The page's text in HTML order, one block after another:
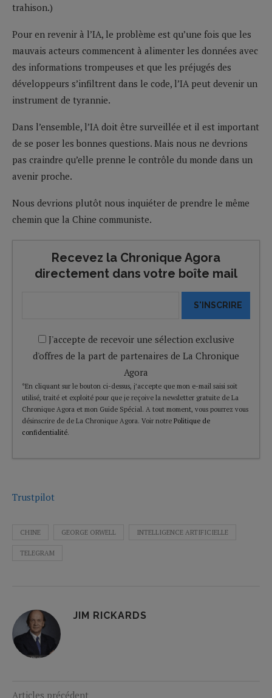
trahison.)
Pour en revenir à l’IA, le problème est qu’une fois que les
mauvais acteurs commencent à alimenter les données avec
des informations trompeuses et que les préjugés des
développeurs s’infiltrent dans le code, l’IA peut devenir un
instrument de tyrannie.
Dans l’ensemble, l’IA doit être surveillée et il est important
de se poser les bonnes questions. Mais nous ne devrions
pas craindre qu’elle prenne le contrôle du monde dans un
avenir proche.
Nous devrions plutôt nous inquiéter de prendre le même
chemin que la Chine communiste.
Recevez la Chronique Agora
directement dans votre boîte mail
S'INSCRIRE
J'accepte de recevoir une sélection exclusive
d'offres de la part de partenaires de La Chronique
Agora
*En cliquant sur le bouton ci-dessus, j’accepte que mon e-mail saisi soit
utilisé, traité et exploité pour que je reçoive la newsletter gratuite de La
Chronique Agora et mon Guide Spécial. A tout moment, vous pourrez vous
désinscrire de de La Chronique Agora. Voir notre Politique de
confidentialité.
Trustpilot
CHINE GEORGE ORWELL INTELLIGENCE ARTIFICIELLE
TELEGRAM
JIM RICKARDS
Articles précédent